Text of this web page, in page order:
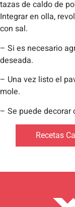
tazas de caldo de
Integrar en olla,
con sal.
– Si es necesario
deseada.
– Una vez listo el
mole.
– Se puede
Recetas